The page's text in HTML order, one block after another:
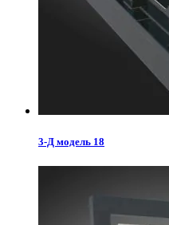
3-Д модель 18